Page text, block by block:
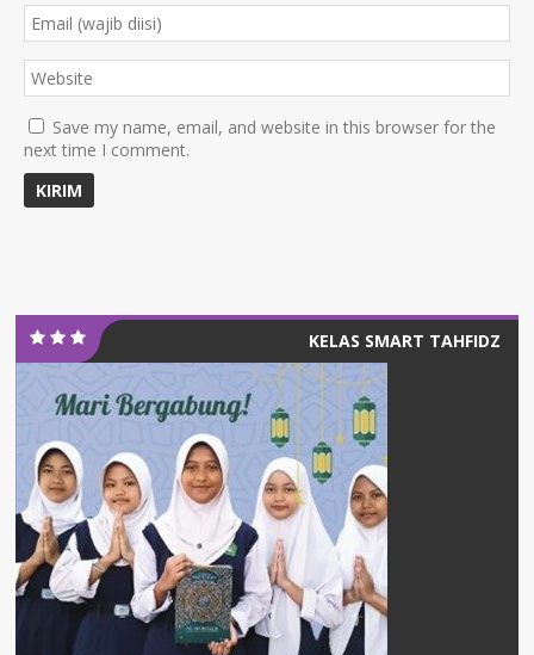
Save my name, email, and website in this browser for the
next time I comment.
KELAS SMART TAHFIDZ